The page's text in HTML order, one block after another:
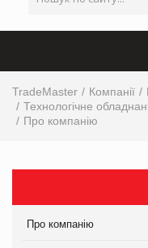
TradeMaster Компанії
Технологічне
Про компанію
Про компанію